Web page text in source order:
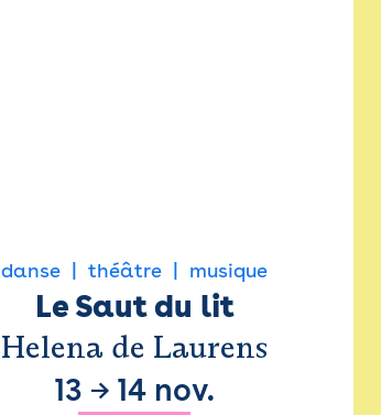
danse théâtre musique
Le Saut du lit
Helena de Laurens
13 → 14 nov.